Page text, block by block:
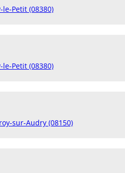
le-Petit (08380)
le-Petit (08380)
sur-Audry (08150)